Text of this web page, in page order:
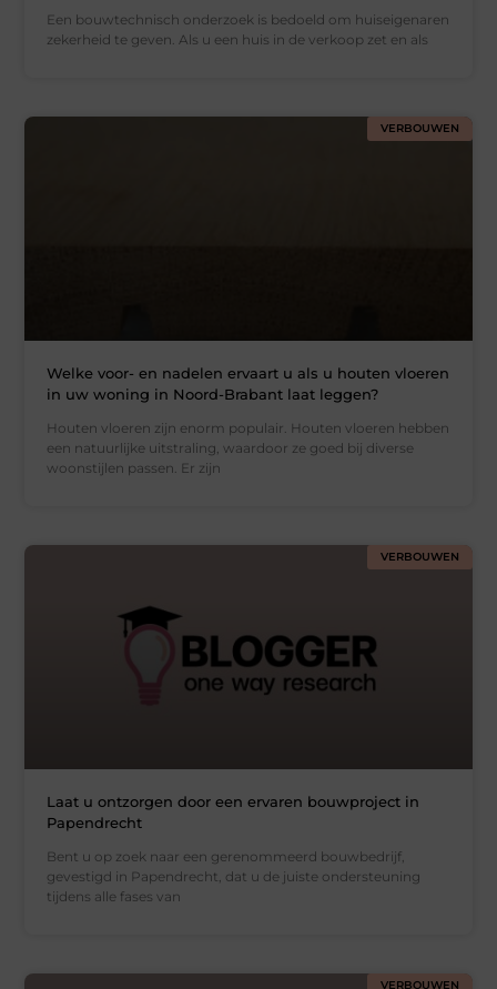
Een bouwtechnisch onderzoek is bedoeld om huiseigenaren
zekerheid te geven. Als u een huis in de verkoop zet en als
VERBOUWEN
Welke voor- en nadelen ervaart u als u houten vloeren
in uw woning in Noord-Brabant laat leggen?
Houten vloeren zijn enorm populair. Houten vloeren hebben
een natuurlijke uitstraling, waardoor ze goed bij diverse
woonstijlen passen. Er zijn
VERBOUWEN
Laat u ontzorgen door een ervaren bouwproject in
Papendrecht
Bent u op zoek naar een gerenommeerd bouwbedrijf,
gevestigd in Papendrecht, dat u de juiste ondersteuning
tijdens alle fases van
VERBOUWEN